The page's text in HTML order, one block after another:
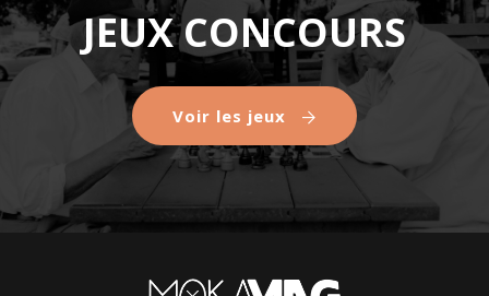
JEUX CONCOURS
Voir les jeux